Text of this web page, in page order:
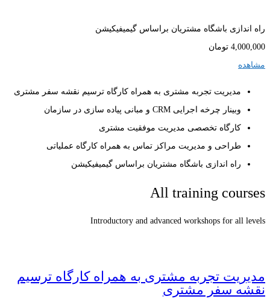
راه اندازی باشگاه مشتریان براساس گیمیفیکیشن
4,000,000 تومان
مشاهده
مدیریت تجربه مشتری به همراه کارگاه ترسیم نقشه سفر مشتری
وبینار چرخه اجرایی CRM و مبانی پیاده سازی در سازمان
کارگاه تخصصی مدیریت موفقیت مشتری
طراحی و مدیریت مراکز تماس به همراه کارگاه عملیاتی
راه اندازی باشگاه مشتریان براساس گیمیفیکیشن
All training courses
Introductory and advanced workshops for all levels
مدیریت تجربه مشتری به همراه کارگاه ترسیم
نقشه سفر مشتری